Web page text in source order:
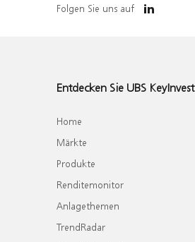
Folgen Sie uns auf
Entdecken Sie UBS KeyInvest
Home
Märkte
Produkte
Renditemonitor
Anlagethemen
TrendRadar